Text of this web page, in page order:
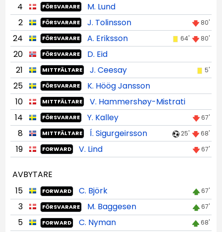
4
FÖRSVARARE
M. Lund
2
FÖRSVARARE J. Tolinsson 80'
24 FÖRSVARARE A. Eriksson 64' 80'
20 FÖRSVARARE
D. Eid
21
MITTFÄLTARE J. Ceesay 5'
25 FÖRSVARARE
K. Höög Jansson
10
MITTFÄLTARE
V. Hammershøy-Mistrati
14
FÖRSVARARE Y. Kalley 67'
8 MITTFÄLTARE Í. Sigurgeirsson 25' 68'
19 FORWARD V. Lind 67'
AVBYTARE
15
FORWARD C. Björk 67'
3 FÖRSVARARE M. Baggesen 67'
5 FORWARD C. Nyman 68'